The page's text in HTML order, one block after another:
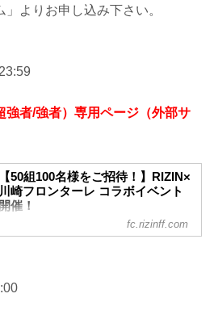
よりお申し込み下さい。
者/強者）専用ページ（外部サ
【50組100名様をご招待！】RIZIN×
川崎フロンターレ コラボイベント
開催！
RIZIN×川崎フロンターレのコラボ企画が
の中から抽選で、50組100名様を無料で
fc.rizinff.com